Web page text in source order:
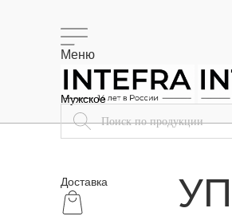
Меню
Доставка
Мужское